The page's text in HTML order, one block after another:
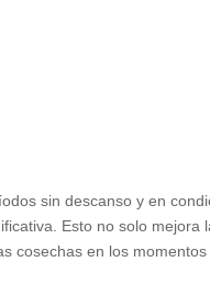
sin descanso y en
Esto no solo mejora
cosechas en los momentos